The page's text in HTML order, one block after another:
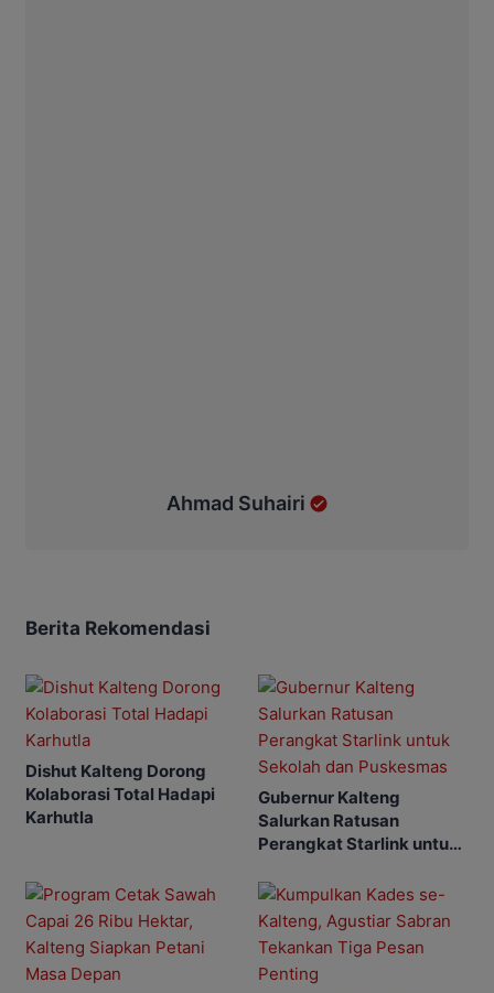
Ahmad Suhairi
Berita Rekomendasi
Dishut Kalteng Dorong
Kolaborasi Total Hadapi
Karhutla
Gubernur Kalteng
Salurkan Ratusan
Perangkat Starlink untuk